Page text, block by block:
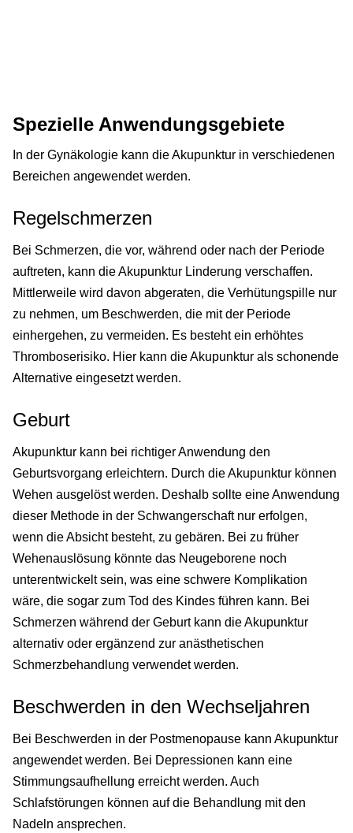
Spezielle Anwendungsgebiete
In der Gynäkologie kann die Akupunktur in verschiedenen
Bereichen angewendet werden.
Regelschmerzen
Bei Schmerzen, die vor, während oder nach der Periode
auftreten, kann die Akupunktur Linderung verschaffen.
Mittlerweile wird davon abgeraten, die Verhütungspille nur
zu nehmen, um Beschwerden, die mit der Periode
einhergehen, zu vermeiden. Es besteht ein erhöhtes
Thromboserisiko. Hier kann die Akupunktur als schonende
Alternative eingesetzt werden.
Geburt
Akupunktur kann bei richtiger Anwendung den
Geburtsvorgang erleichtern. Durch die Akupunktur können
Wehen ausgelöst werden. Deshalb sollte eine Anwendung
dieser Methode in der Schwangerschaft nur erfolgen,
wenn die Absicht besteht, zu gebären. Bei zu früher
Wehenauslösung könnte das Neugeborene noch
unterentwickelt sein, was eine schwere Komplikation
wäre, die sogar zum Tod des Kindes führen kann. Bei
Schmerzen während der Geburt kann die Akupunktur
alternativ oder ergänzend zur anästhetischen
Schmerzbehandlung verwendet werden.
Beschwerden in den Wechseljahren
Bei Beschwerden in der Postmenopause kann Akupunktur
angewendet werden. Bei Depressionen kann eine
Stimmungsaufhellung erreicht werden. Auch
Schlafstörungen können auf die Behandlung mit den
Nadeln ansprechen.